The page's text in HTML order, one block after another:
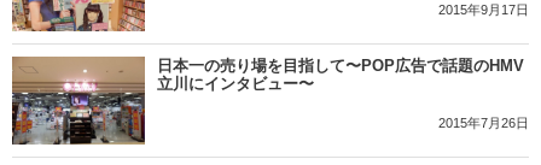
2015年9月17日
日本一の売り場を目指して〜POP広告で話題のHMV
立川にインタビュー〜
2015年7月26日